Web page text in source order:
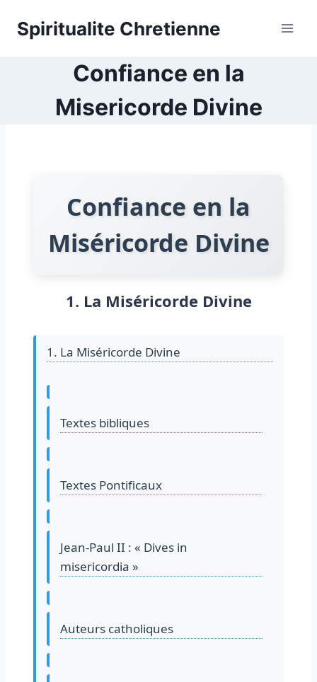
Spiritualite Chretienne
Confiance en la
Misericorde Divine
Confiance en la
Miséricorde Divine
1. La Miséricorde Divine
1. La Miséricorde Divine
Textes bibliques
Textes Pontificaux
Jean-Paul II : « Dives in
misericordia »
Auteurs catholiques